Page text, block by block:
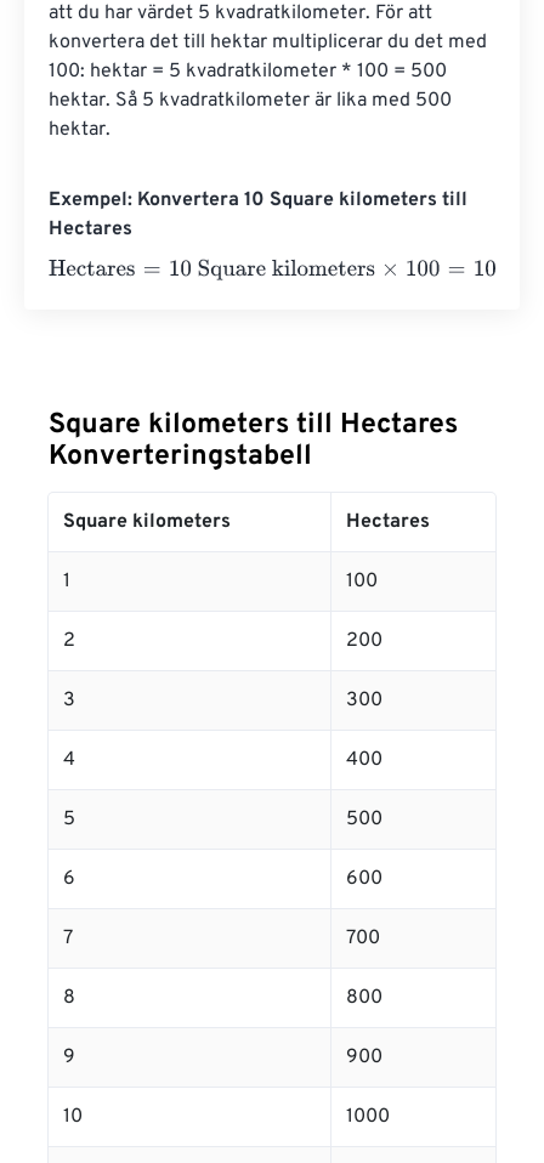
att du har värdet 5 kvadratkilometer. För att
konvertera det till hektar multiplicerar du det med
100: hektar = 5 kvadratkilometer * 100 = 500
hektar. Så 5 kvadratkilometer är lika med 500
hektar.
Exempel: Konvertera 10 Square kilometers till
Hectares
Hectares= 10 Square kilometers×100= 1000 Hectares
Square kilometers till Hectares
Konverteringstabell
Square kilometers Hectares
1 100
2 200
3 300
4 400
5 500
6 600
7 700
8 800
9 900
10 1000